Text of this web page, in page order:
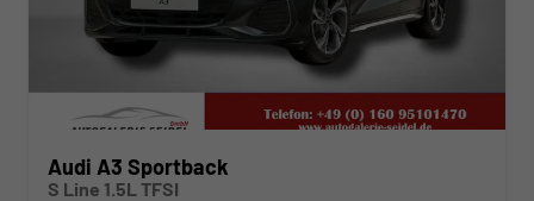
Audi A3 Sportback
S Line 1.5L TFSI